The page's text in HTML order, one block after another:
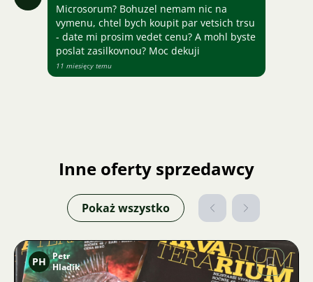
Microsorum? Bohuzel nemam nic na
vymenu, chtel bych koupit par vetsich trsu
- date mi prosim vedet cenu? A mohl byste
poslat zasilkovnou? Moc dekuji
11 miesięcy temu
Inne oferty sprzedawcy
Pokaż wszystko
PH Petr
Hladík